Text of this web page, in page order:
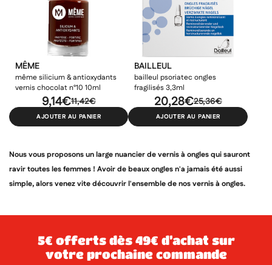
MÊME
même silicium & antioxydants
vernis chocolat n°10 10ml
11,42€
9,14€
AJOUTER AU PANIER
BAILLEUL
bailleul psoriatec ongles
fragilisés 3,3ml
25,36€
20,28€
AJOUTER AU PANIER
Nous vous proposons un large nuancier devernis à onglesqui sauront
ravir toutes les femmes ! Avoir de beaux onglesn'a jamais été aussi
simple, alors venez vite découvrir l'ensemble de nosvernis à ongles.
5€ offerts dès 49€ d’achat sur
votre prochaine commande